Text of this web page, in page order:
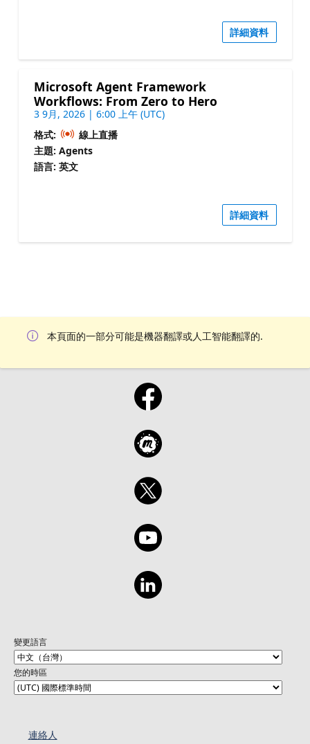
詳細資料
Microsoft Agent Framework
Workflows: From Zero to Hero
3 9月, 2026 | 6:00 上午 (UTC)
格式:
線上直播
主題: Agents
語言: 英文
詳細資料
本頁面的一部分可能是機器翻譯或人工智能翻譯的.
變更語言
您的時區
連絡人​​